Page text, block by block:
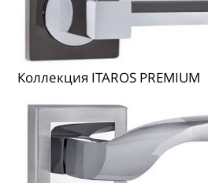
ОПТОВЫМ
КОНТАКТЫ
Коллекция ITAROS PREMIUM